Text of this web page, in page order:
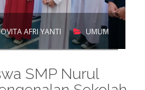
AFRI YANTI UMUM
SMP Nurul